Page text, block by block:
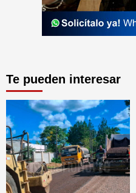
Te pueden interesar